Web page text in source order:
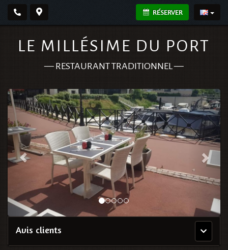
RÉSERVER
LE MILLÉSIME DU PORT
— RESTAURANT TRADITIONNEL—
Menu
principal
Avis clients